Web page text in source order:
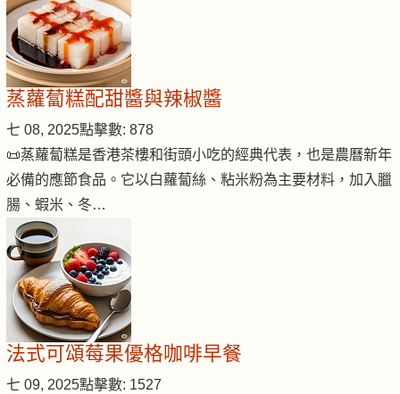
蒸蘿蔔糕配甜醬與辣椒醬
七 08, 2025點擊數: 878
📜蒸蘿蔔糕是香港茶樓和街頭小吃的經典代表，也是農曆新年
必備的應節食品。它以白蘿蔔絲、粘米粉為主要材料，加入臘
腸、蝦米、冬…
法式可頌莓果優格咖啡早餐
七 09, 2025點擊數: 1527